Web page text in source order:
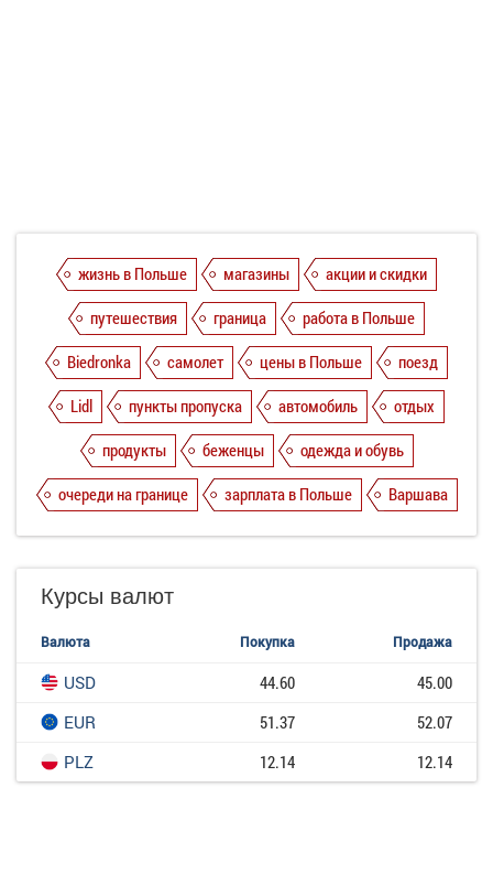
жизнь в Польше магазины
акции и скидки
путешествия
граница
работа в Польше
Biedronka
самолет цены в Польше
поезд
Lidl
пункты пропуска автомобиль
отдых
продукты
беженцы
одежда и обувь
очереди на границе
зарплата в Польше Варшава
Курсы валют
Валюта Покупка Продажа
USD 44.60
45.00
EUR
51.37
52.07
PLZ
12.14 12.14